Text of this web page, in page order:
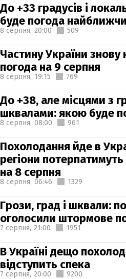
До +33 градусів і
буде погода
8 серпня, 20:00 509
Частину України
погода на 9 серпня
8 серпня, 19:15 769
До +38, але місцями з
шквалами: якою буде
8 серпня, 08:00 961
Похолодання йде в
регіони
на 8 серпня
8 серпня, 06:46 1329
Грози, град і шквали: по
оголосили штормове
7 серпня, 21:00 1951
В Україні дещо
відступить спека
7 серпня, 20:00 9200